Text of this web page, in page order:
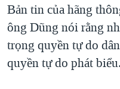
VĂN HOÁ
THỂ THAO
GIÁO DỤC
GROUND ZERO – XƯA
CHI PHÍ CHIẾN TRANH
CÁC GIÁ TRỊ CỘNG
Ngôn ngữ khác
Bản tin của hãng
ông Dũng nói rằng
trọng quyền tự do
quyền tự do phát biểu.